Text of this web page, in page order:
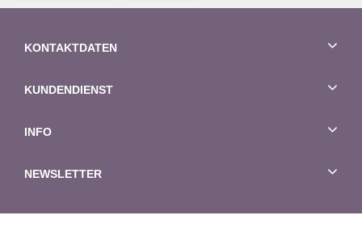
KONTAKTDATEN
KUNDENDIENST
INFO
NEWSLETTER